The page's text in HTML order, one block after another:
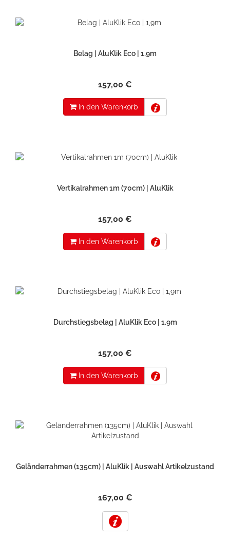
Belag | AluKlik Eco | 1,9m
157,00 €
In den Warenkorb
Vertikalrahmen 1m (70cm) | AluKlik
157,00 €
In den Warenkorb
Durchstiegsbelag | AluKlik Eco | 1,9m
157,00 €
In den Warenkorb
Geländerrahmen (135cm) | AluKlik | Auswahl Artikelzustand
167,00 €